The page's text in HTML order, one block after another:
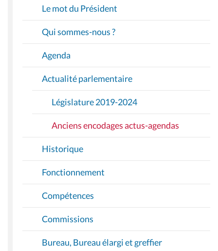
G
T
O
Le mot du Président
Qui sommes-nous ?
Agenda
Actualité parlementaire
Législature 2019-2024
Anciens encodages actus-agendas
Historique
Fonctionnement
Compétences
Commissions
Bureau, Bureau élargi et greffier